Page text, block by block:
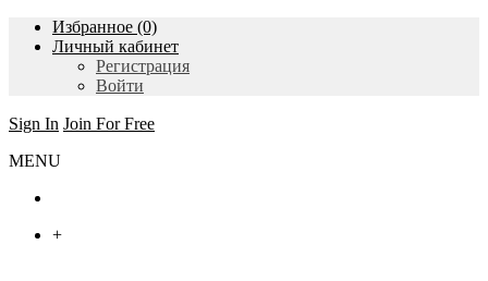
Избранное (0)
Личный кабинет
Регистрация
Войти
Sign In Join For Free
MENU
+